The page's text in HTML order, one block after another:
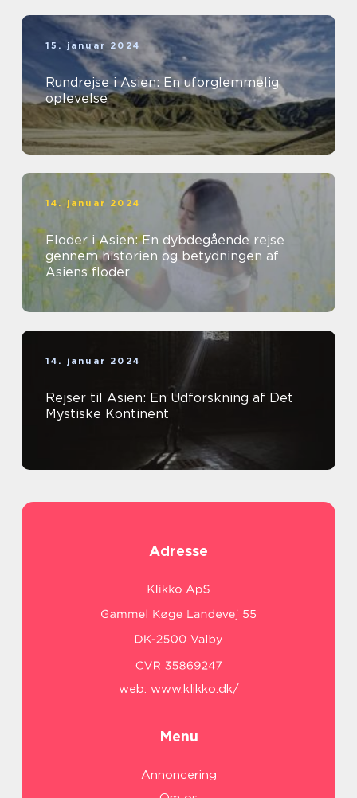
15. januar 2024
Rundrejse i Asien: En uforglemmelig
oplevelse
14. januar 2024
Floder i Asien: En dybdegående rejse
gennem historien og betydningen af
Asiens floder
14. januar 2024
Rejser til Asien: En Udforskning af Det
Mystiske Kontinent
Adresse
web: www.klikko.dk/
Menu
Annoncering